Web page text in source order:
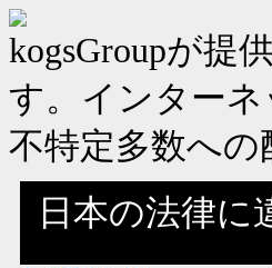
kogsGroupが提
す。インター
不特定多数へ
日本の法律